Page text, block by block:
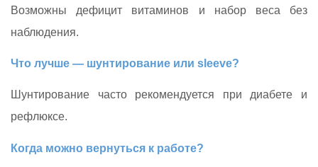
Возможны дефицит витаминов и набор веса без
наблюдения.
Что лучше — шунтирование или sleeve?
Шунтирование часто рекомендуется при диабете и
рефлюксе.
Когда можно вернуться к работе?